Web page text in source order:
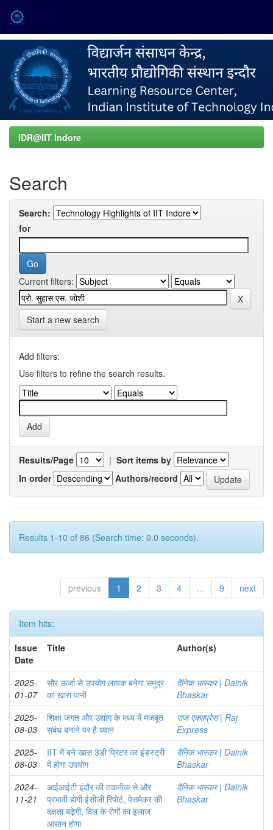
navigation
IDR@IIT Indore
Search
Search:
for
Current filters:
Start a new search
Add filters:
Use filters to refine the search results.
Results/Page | Sort items by
In order
Authors/record
Results 1-10 of 86 (Search time: 0.0 seconds).
previous 1 2 3 4 ... 9 next
Item hits:
Issue
Date
Title Author(s)
2025-
01-07
सौर ऊर्जा से उपयोग लायक बनेगा समुद्र
का खारा पानी
दैनिक भास्कर | Dainik
Bhaskar
2025-
08-03
शिक्षा जगत और उद्योग के मध्य में मजबूत
संबंध बनाने पर है ध्यान
राज एक्सप्रेस | Raj
Express
2025-
08-03
IIT में बने खास 3डी प्रिंटर का इंडस्ट्री
में होगा उपयोग
दैनिक भास्कर | Dainik
Bhaskar
2024-
11-21
आईआईटी इंदौर की तकनीक से और
प्रभावी होगी ईसीजी रिपोर्ट, पेसमेकर की
दक्षता बढ़ेगी, दिल के रोगों का इलाज
आसान होगा
दैनिक भास्कर | Dainik
Bhaskar